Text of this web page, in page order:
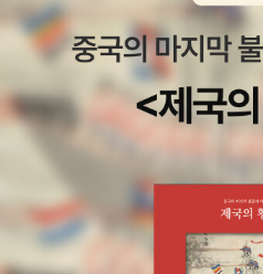
hgene 강남몽 / 황석영 / 창비너
보면 무너지는 것도 한 순간이죠
는 반드시 그 댓가를 치르게 된다
kyesi 어디선가 나를 찾는 전화벨
소설의 배경은 현재가 아니지만
을, 사회를 잘 보여줘요. 투명한
더구나 작가의 다른작품은 아마
/ Joje_tiger_fish<오늘을 경계
장준하에 대한 평가로 인용하고
도자>(성균관대출판부, 2002)
하는 공부는 소임을 다하게 된다.
읽었다는 전민조의 <가짜사진 트
안 그래도 사진에 문외한인내가
(찾아보니 그의 책들이 댓 권 이
서관에서 편하게 대출해볼 수 있
긴한 에피소드 등을 서너 쪽의